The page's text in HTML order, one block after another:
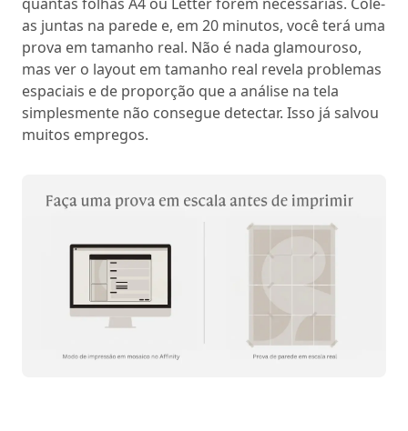
as juntas na parede e, em 20 minutos, você terá uma
prova em tamanho real. Não é nada glamouroso,
mas ver o layout em tamanho real revela problemas
espaciais e de proporção que a análise na tela
simplesmente não consegue detectar. Isso já salvou
muitos empregos.